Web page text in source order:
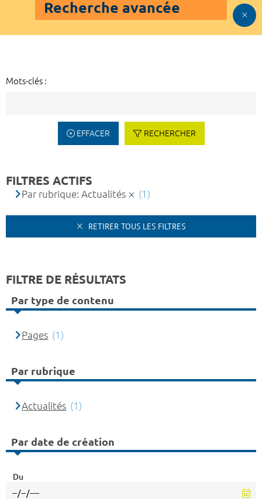
Recherche avancée
Mots-clés :
EFFACER RECHERCHER
FILTRES ACTIFS
Par rubrique: Actualités (1)
RETIRER TOUS LES FILTRES
FILTRE DE RÉSULTATS
Par type de contenu
Pages (1)
Par rubrique
Actualités (1)
Par date de création
Du